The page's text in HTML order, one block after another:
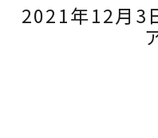
2021年12月3